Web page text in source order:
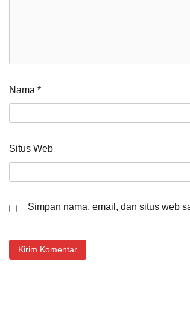
Nama *
Situs Web
Simpan nama, email, dan situs web